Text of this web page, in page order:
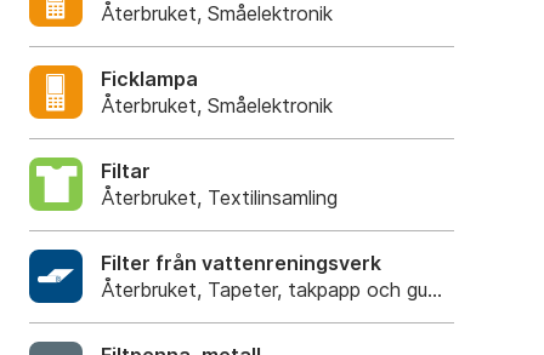
Återbruket, Småelektronik
Ficklampa
Återbruket, Småelektronik
Filtar
Återbruket, Textilinsamling
Filter från vattenreningsverk
Återbruket, Tapeter, takpapp och gummi